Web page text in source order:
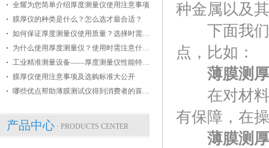
全耀为您简单介绍厚度测量仪使用注意事项
膜厚仪的种类是什么？怎么选才最合适？
如何保证厚度测量仪使用质量？选择时需掌握哪些条件？
为什么使用厚度测量仪？使用时需注意什么？
工业精准测量设备——厚度测量仪性能特点介绍
膜厚仪使用注意事项及选购标准大公开
哪些优点帮助薄膜测试仪得到消费者的喜爱？
产品中心 · PRODUCTS CENTER
种金属以及
下面我们
点，比如：
薄膜测
在对材料
有保障，在
薄膜测